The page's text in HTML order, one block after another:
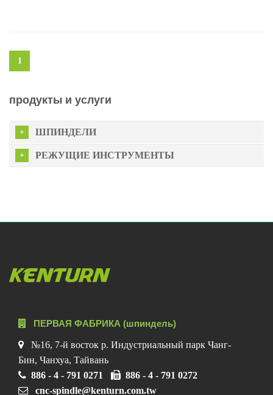
1
продукты и услуги
ШПИНДЕЛИ
РЕЖУЩИЕ ИНСТРУМЕНТЫ
ПЕРВАЯ ФАБРИКА (шпиндель)
№16, 7-й восток р. Индустриальный парк Чанг-
Бин, Чанхуа, Тайвань
886 - 4 - 791 0271
886 - 4 - 791 0272
cnc-spindle@kenturn.com.tw